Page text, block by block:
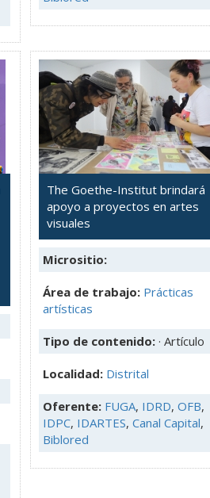
The Goethe-Institut brindará
apoyo a proyectos en artes
visuales
Micrositio:
Área de trabajo: Prácticas
artísticas
Tipo de contenido: · Artículo
Localidad: Distrital
Oferente: FUGA, IDRD, OFB,
IDPC, IDARTES, Canal Capital,
Biblored